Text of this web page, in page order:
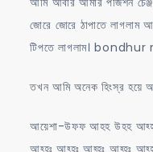
জোরে জোরে ঠাপাতে
টিপতে লাগলাম।
তখন আমি অনেক হিংস্র হয়ে
আয়েশা-উফফ আহহ উহহ